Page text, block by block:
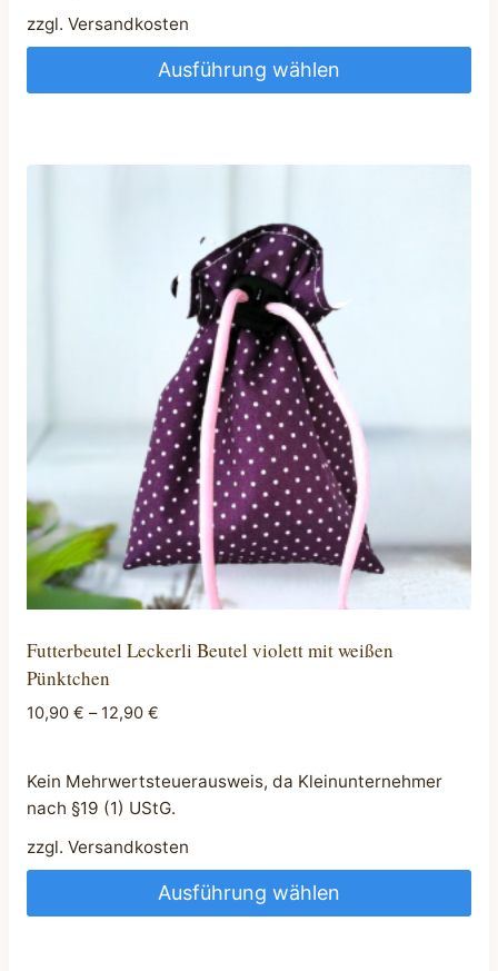
zzgl. Versandkosten
Ausführung wählen
weist
Produktseite
gewählt
werden
Futterbeutel Leckerli Beutel violett mit weißen
Pünktchen
10,90 € –12,90 €
Kein Mehrwertsteuerausweis, da Kleinunternehmer
nach §19 (1) UStG.
zzgl. Versandkosten
Ausführung wählen